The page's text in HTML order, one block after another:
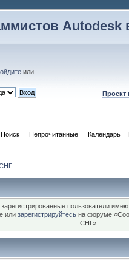
Autodesk
или
Проект
Поиск Непрочитанные Календарь
зарегистрированные пользователи
или зарегистрируйтесь на форуме
СНГ».